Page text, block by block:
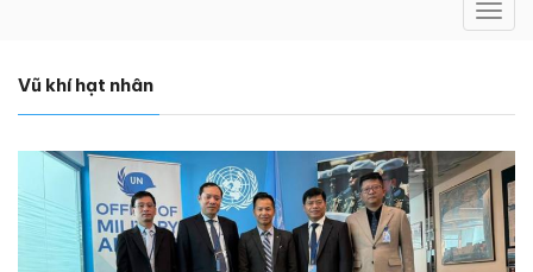
Vũ khí hạt nhân